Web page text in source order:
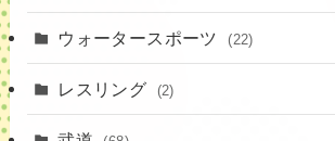
(37)
(18)
(14)
(10)
(4)
(8)
ウォータースポーツ (22)
(7)
(15)
レスリング (2)